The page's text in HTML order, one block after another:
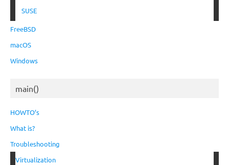
SUSE
FreeBSD
macOS
Windows
main()
HOWTO’s
What is?
Troubleshooting
Virtualization